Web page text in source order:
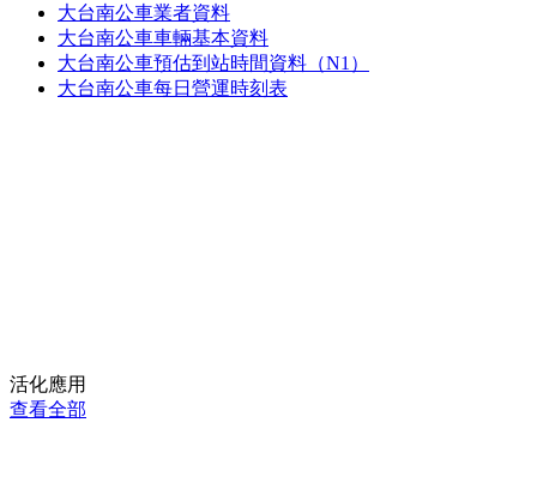
大台南公車業者資料
大台南公車車輛基本資料
大台南公車預估到站時間資料（N1）
大台南公車每日營運時刻表
活化應用
查看全部